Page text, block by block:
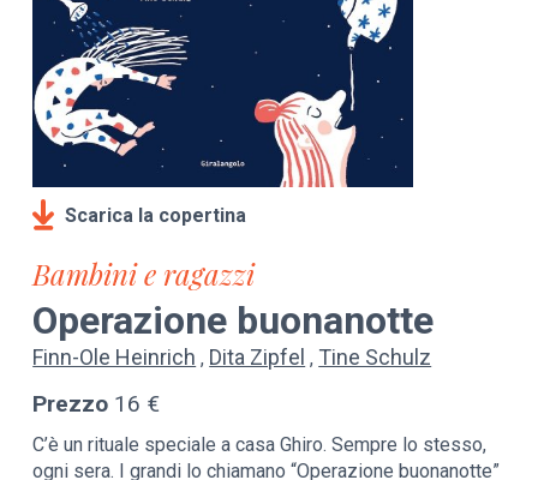
Scarica la copertina
Bambini e ragazzi
Operazione buonanotte
Finn-Ole Heinrich Dita Zipfel Tine Schulz
Prezzo 16 €
C’è un rituale speciale a casa Ghiro. Sempre lo stesso,
ogni sera. I grandi lo chiamano “Operazione buonanotte”